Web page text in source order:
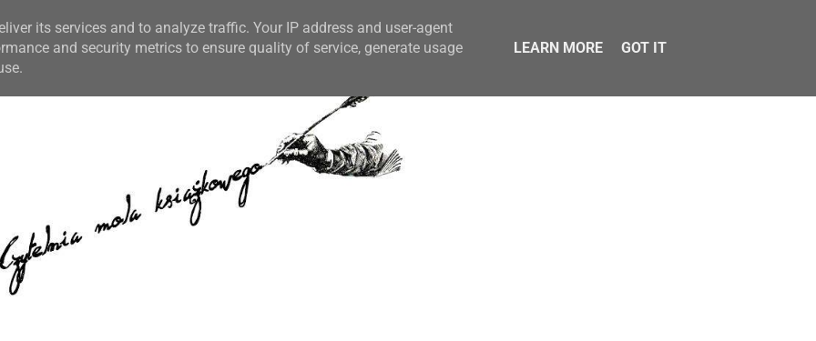
KONTAKT CZYTELNIA PO GODZINACH
its services and to analyze traffic. Your IP address and user-agent
and security metrics to ensure quality of service, generate usage
LEARN MORE GOT IT